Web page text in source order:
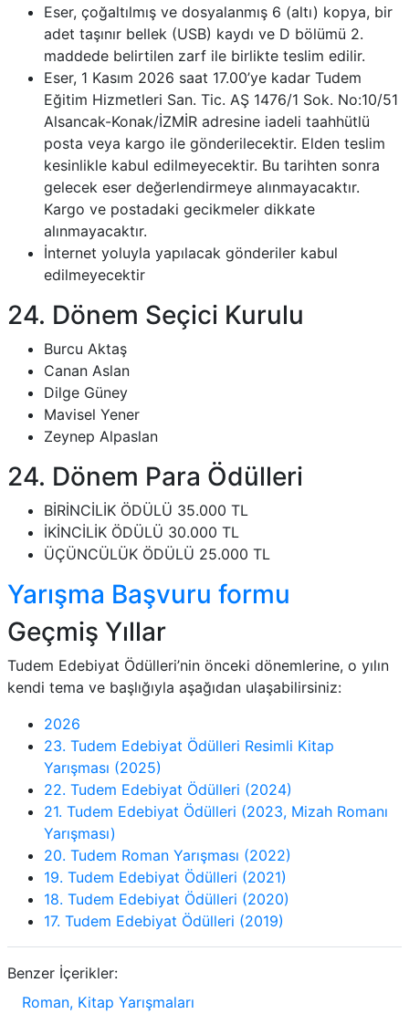
Eser, çoğaltılmış ve dosyalanmış 6 (altı) kopya, bir
adet taşınır bellek (USB) kaydı ve D bölümü 2.
maddede belirtilen zarf ile birlikte teslim edilir.
Eser, 1 Kasım 2026 saat 17.00’ye kadar Tudem
Eğitim Hizmetleri San. Tic. AŞ 1476/1 Sok. No:10/51
Alsancak-Konak/İZMİR adresine iadeli taahhütlü
posta veya kargo ile gönderilecektir. Elden teslim
kesinlikle kabul edilmeyecektir. Bu tarihten sonra
gelecek eser değerlendirmeye alınmayacaktır.
Kargo ve postadaki gecikmeler dikkate
alınmayacaktır.
İnternet yoluyla yapılacak gönderiler kabul
edilmeyecektir
24. Dönem Seçici Kurulu
Burcu Aktaş
Canan Aslan
Dilge Güney
Mavisel Yener
Zeynep Alpaslan
24. Dönem Para Ödülleri
BİRİNCİLİK ÖDÜLÜ 35.000 TL
İKİNCİLİK ÖDÜLÜ 30.000 TL
ÜÇÜNCÜLÜK ÖDÜLÜ 25.000 TL
Yarışma Başvuru formu
Geçmiş Yıllar
Tudem Edebiyat Ödülleri’nin önceki dönemlerine, o yılın
kendi tema ve başlığıyla aşağıdan ulaşabilirsiniz:
2026
23. Tudem Edebiyat Ödülleri Resimli Kitap
Yarışması (2025)
22. Tudem Edebiyat Ödülleri (2024)
21. Tudem Edebiyat Ödülleri (2023, Mizah Romanı
Yarışması)
20. Tudem Roman Yarışması (2022)
19. Tudem Edebiyat Ödülleri (2021)
18. Tudem Edebiyat Ödülleri (2020)
17. Tudem Edebiyat Ödülleri (2019)
Benzer İçerikler:
Roman, Kitap Yarışmaları